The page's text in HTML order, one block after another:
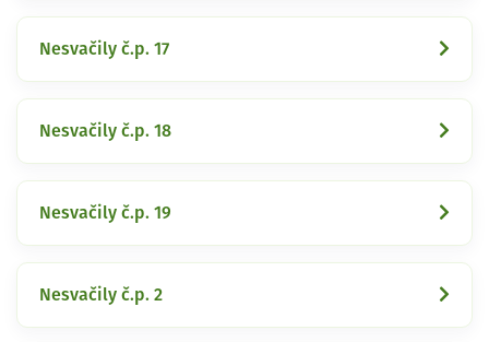
Nesvačily č.p. 17
Nesvačily č.p. 18
Nesvačily č.p. 19
Nesvačily č.p. 2